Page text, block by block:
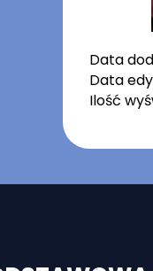
Data
Data
Ilość